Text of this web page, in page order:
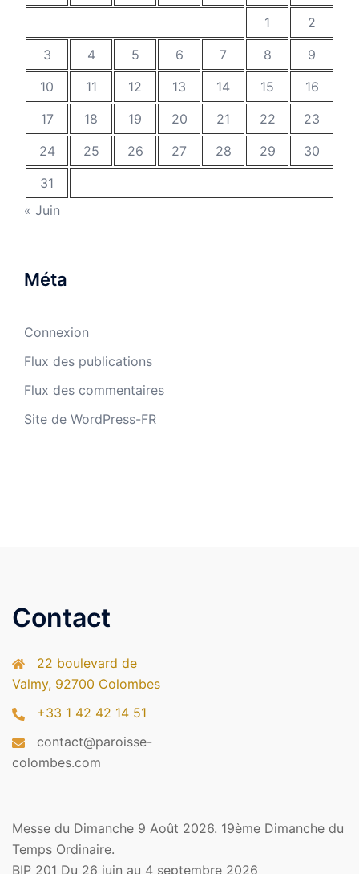
1
2
3
4 5 6 7 8
9
10
11 12 13 14 15
16
17
18 19 20 21 22
23
24
25 26 27 28 29
30
31
« Juin
Méta
Connexion
Flux des publications
Flux des commentaires
Site de WordPress-FR
Contact
22 boulevard de
Valmy, 92700 Colombes
+33 1 42 42 14 51
contact@paroisse-
colombes.com
Messe du Dimanche 9 Août 2026. 19ème Dimanche du
Temps Ordinaire.
BIP 201 Du 26 juin au 4 septembre 2026